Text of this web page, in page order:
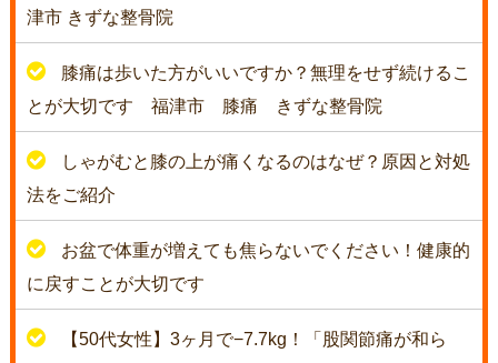
津市 きずな整骨院
膝痛は歩いた方がいいですか？無理をせず続けるこ
とが大切です 福津市 膝痛 きずな整骨院
しゃがむと膝の上が痛くなるのはなぜ？原因と対処
法をご紹介
お盆で体重が増えても焦らないでください！健康的
に戻すことが大切です
【50代女性】3ヶ月で−7.7kg！「股関節痛が和ら